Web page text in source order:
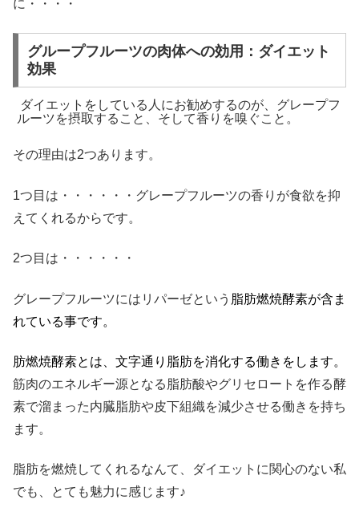
に・・・・
グループフルーツの肉体への効用：ダイエット
効果
ダイエットをしている人にお勧めするのが、グレープフ
ルーツを摂取すること、そして香りを嗅ぐこと。
その理由は2つあります。
1つ目は・・・・・・グレープフルーツの香りが食欲を抑
えてくれるからです。
2つ目は・・・・・・
グレープフルーツにはリパーゼという 脂肪燃焼酵素が含ま
れている事です。
肪燃焼酵素とは、文字通り脂肪を消化する働きをします。
筋肉のエネルギー源となる脂肪酸やグリセロートを作る酵
素で溜まった内臓脂肪や皮下組織を減少させる働きを持ち
ます。
脂肪を燃焼してくれるなんて、ダイエットに関心のない私
でも、とても魅力に感じます♪